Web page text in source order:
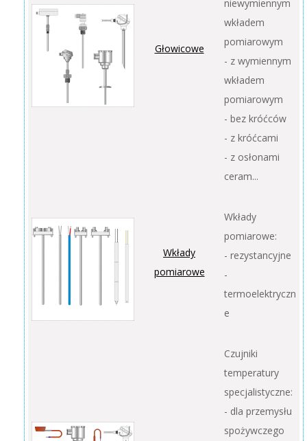
Głowicowe
niewymiennym
wkładem
pomiarowym
- z wymiennym
wkładem
pomiarowym
- bez króćców
- z króćcami
- z osłonami
ceram...
Wkłady
pomiarowe
Wkłady
pomiarowe:
- rezystancyjne
-
termoelektryczn
e
Czujniki
temperatury
specjalistyczne:
- dla przemysłu
spożywczego